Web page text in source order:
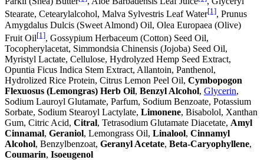
Stearate, Cetearylalcohol, Malva Sylvestris Leaf Water[1], Prunus
Amygdalus Dulcis (Sweet Almond) Oil, Olea Europaea (Olive)
Fruit Oil[1], Gossypium Herbaceum (Cotton) Seed Oil,
Tocopherylacetat, Simmondsia Chinensis (Jojoba) Seed Oil,
Myristyl Lactate, Cellulose, Hydrolyzed Hemp Seed Extract,
Opuntia Ficus Indica Stem Extract, Allantoin, Panthenol,
Hydrolized Rice Protein, Citrus Lemon Peel Oil, Cymbopogon
Flexuosus (Lemongras) Herb Oil, Benzyl Alcohol, Glycerin,
Sodium Lauroyl Glutamate, Parfum, Sodium Benzoate, Potassium
Sorbate, Sodium Stearoyl Lactylate, Limonene, Bisabolol, Xanthan
Gum, Citric Acid, Citral, Tetrasodium Glutamate Diacetate, Amyl
Cinnamal, Geraniol, Lemongrass Oil, Linalool, Cinnamyl
Alcohol, Benzylbenzoat, Geranyl Acetate, Beta-Caryophyllene,
Coumarin, Isoeugenol